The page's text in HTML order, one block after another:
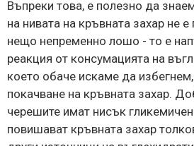
Въпреки това, е полезно да
на нивата на кръвната захар не
нещо непременно лошо - то е
реакция от консумацията на
което обаче искаме да
покачване на кръвната захар.
черешите имат нисък
повишават кръвната захар